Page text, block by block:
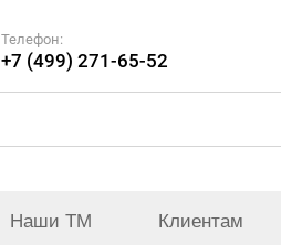
Телефон:
+7 (499) 271-65-52
Наши ТМ Клиентам